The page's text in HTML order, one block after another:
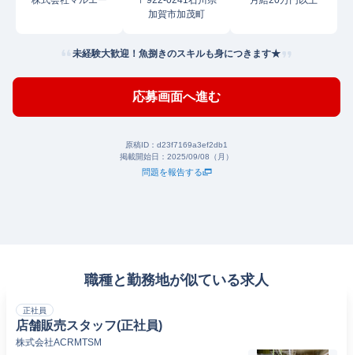
加賀市加茂町
未経験大歓迎！魚捌きのスキルも身につきます★
応募画面へ進む
原稿ID： d23f7169a3ef2db1
掲載開始日： 2025/09/08（月）
問題を報告する
職種と勤務地が似ている求人
正社員
店舗販売スタッフ(正社員)
株式会社ACRMTSM